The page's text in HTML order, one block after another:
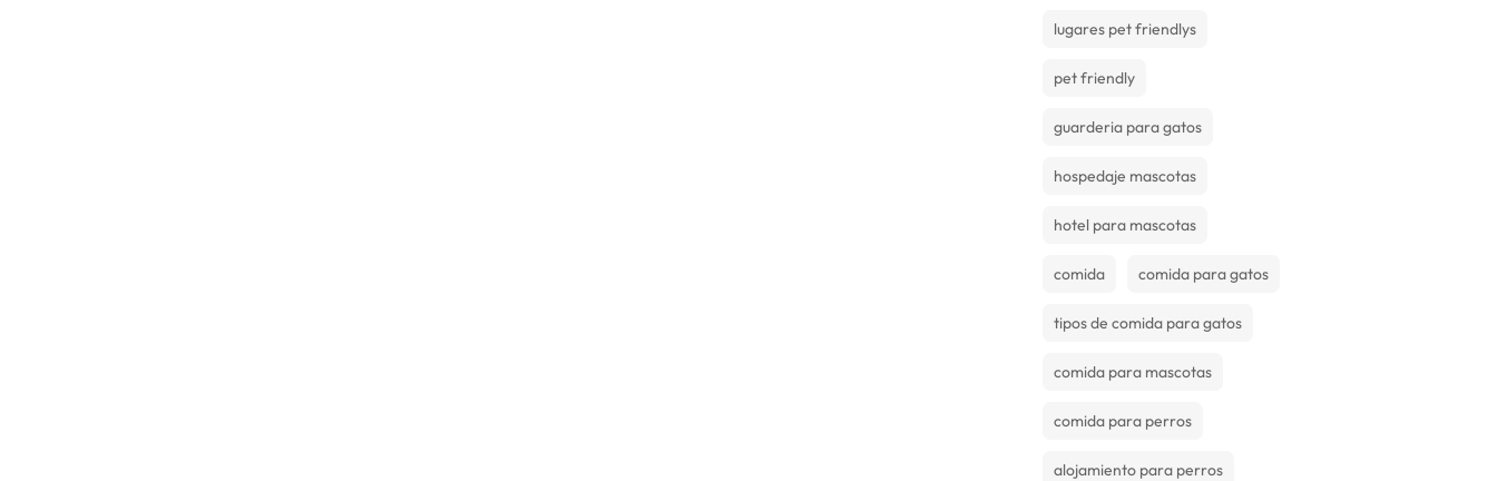
lugares pet friendlys
pet friendly
guarderia para gatos
hospedaje mascotas
hotel para mascotas
comida comida para gatos
tipos de comida para gatos
comida para mascotas
comida para perros
alojamiento para perros